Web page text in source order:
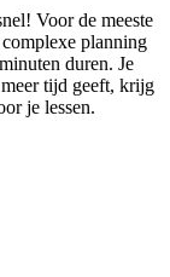
Voor de meeste
planning
duren. Je
tijd geeft, krijg
je lessen.